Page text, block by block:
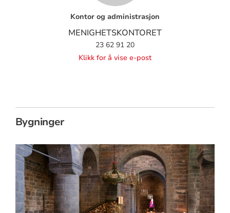
Kontor og administrasjon
MENIGHETSKONTORET
23 62 91 20
Klikk for å vise e-post
Bygninger